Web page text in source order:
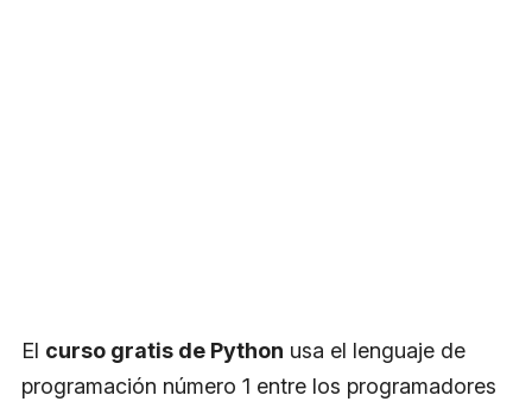
El curso gratis de Python usa el lenguaje de
programación número 1 entre los programadores